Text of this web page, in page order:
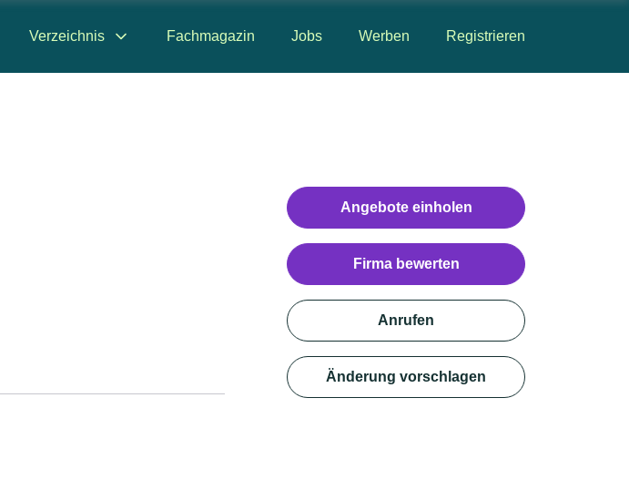
Verzeichnis Fachmagazin Jobs Werben Registrieren
Angebote einholen
Firma bewerten
Anrufen
Änderung vorschlagen